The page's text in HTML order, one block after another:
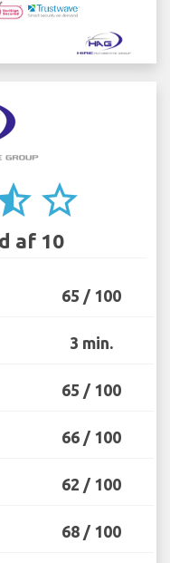
star_border
af 10
65 / 100
3 min.
65 / 100
66 / 100
62 / 100
68 / 100